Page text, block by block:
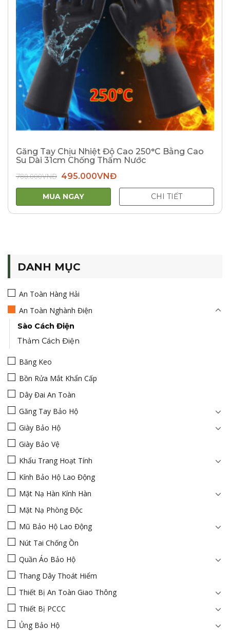
Găng Tay Chịu Nhiệt Độ Cao 250°C Bằng Cao
Su Dài 31cm Chống Thấm Nước
780.000VNĐ Giá
gốc
là:
780.000VNĐ.
495.000VNĐGiá
tại
495.000VNĐ.
MUA NGAY CHI TIẾT
DANH MỤC
An Toàn Hàng Hải
An Toàn Nghành Điện
Sào Cách Điện
Thảm Cách Điện
Băng Keo
Bồn Rửa Mắt Khẩn Cấp
Dây Đai An Toàn
Găng Tay Bảo Hộ
Giày Bảo Hộ
Giày Bảo Vệ
Khẩu Trang Hoạt Tính
Kính Bảo Hộ Lao Động
Mặt Nạ Hàn Kính Hàn
Mặt Nạ Phòng Độc
Mũ Bảo Hộ Lao Động
Nút Tai Chống Ồn
Quần Áo Bảo Hộ
Thang Dây Thoát Hiểm
Thiết Bị An Toàn Giao Thông
Thiết Bị PCCC
Ủng Bảo Hộ